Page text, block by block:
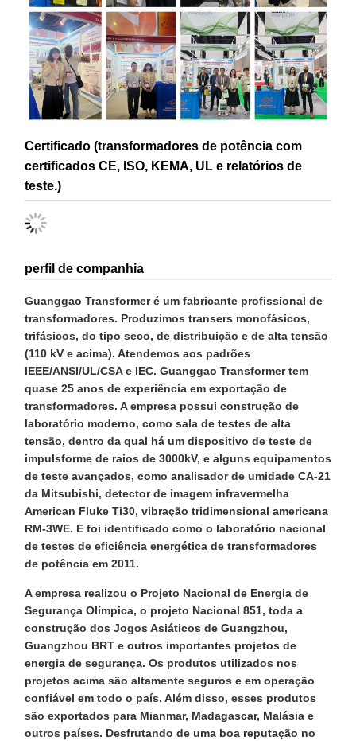
Certificado (transformadores de potência com
certificados CE, ISO, KEMA, UL e relatórios de
teste.)
perfil de companhia
Guanggao Transformer é um fabricante profissional de
transformadores. Produzimos transers monofásicos,
trifásicos, do tipo seco, de distribuição e de alta tensão
(110 kV e acima). Atendemos aos padrões
IEEE/ANSI/UL/CSA e IEC. Guanggao Transformer tem
quase 25 anos de experiência em exportação de
transformadores. A empresa possui construção de
laboratório moderno, como sala de testes de alta
tensão, dentro da qual há um dispositivo de teste de
impulsforme de raios de 3000kV, e alguns equipamentos
de teste avançados, como analisador de umidade CA-21
da Mitsubishi, detector de imagem infravermelha
American Fluke Ti30, vibração tridimensional americana
RM-3WE. E foi identificado como o laboratório nacional
de testes de eficiência energética de transformadores
de potência em 2011.
A empresa realizou o Projeto Nacional de Energia de
Segurança Olímpica, o projeto Nacional 851, toda a
construção dos Jogos Asiáticos de Guangzhou,
Guangzhou BRT e outros importantes projetos de
energia de segurança. Os produtos utilizados nos
projetos acima são altamente seguros e em operação
confiável em todo o país. Além disso, esses produtos
são exportados para Mianmar, Madagascar, Malásia e
outros países. Desfrutando de uma boa reputação no